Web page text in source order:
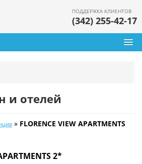
ПОДДЕРЖКА КЛИЕНТОВ
(342) 255-42-17
и отелей
» FLORENCE VIEW APARTMENTS
2*